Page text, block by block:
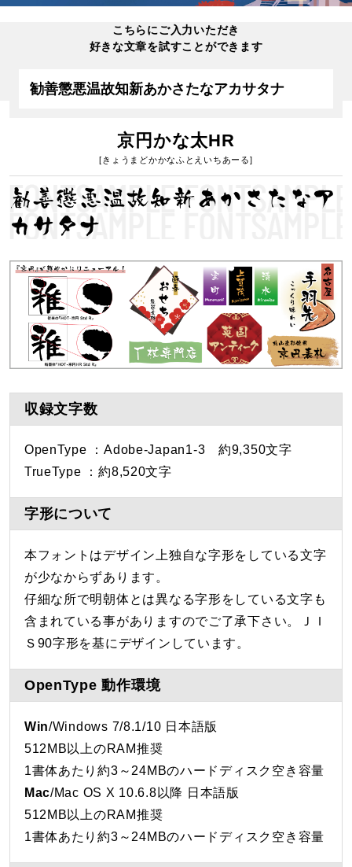
こちらにご入力いただき
好きな文章を試すことができます
京円かな太HR
[きょうまどかかなふとえいちあーる]
勧善懲悪温故知新あかさたなア
カサタナ
収録文字数
OpenType ：Adobe-Japan1-3 約9,350文字
TrueType ：約8,520文字
字形について
本フォントはデザイン上独自な字形をしている文字
が少なからずあります。
仔細な所で明朝体とは異なる字形をしている文字も
含まれている事がありますのでご了承下さい。ＪＩ
Ｓ90字形を基にデザインしています。
OpenType 動作環境
Win/Windows 7/8.1/10 日本語版
512MB以上のRAM推奨
1書体あたり約3～24MBのハードディスク空き容量
Mac/Mac OS X 10.6.8以降 日本語版
512MB以上のRAM推奨
1書体あたり約3～24MBのハードディスク空き容量